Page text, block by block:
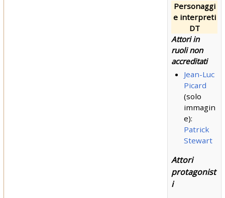
Personaggi
e interpreti
DT
Attori in
ruoli non
accreditati
Jean-Luc
Picard
(solo
immagin
e):
Patrick
Stewart
Attori
protagonist
i